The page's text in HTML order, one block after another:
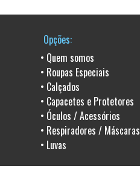
Opções:
• Quem somos
• Roupas Especiais
• Calçados
• Capacetes e Protetores
• Óculos / Acessórios
• Respiradores / Máscaras
• Luvas